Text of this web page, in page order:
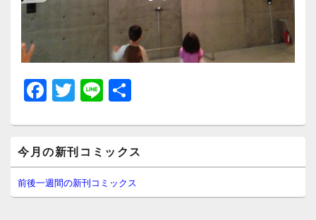
F
a
c
e
b
o
T
wi
tt
er
Li
n
e
イ
ン
サ
イ
今月の新刊コミックス
前後一週間の新刊コミックス